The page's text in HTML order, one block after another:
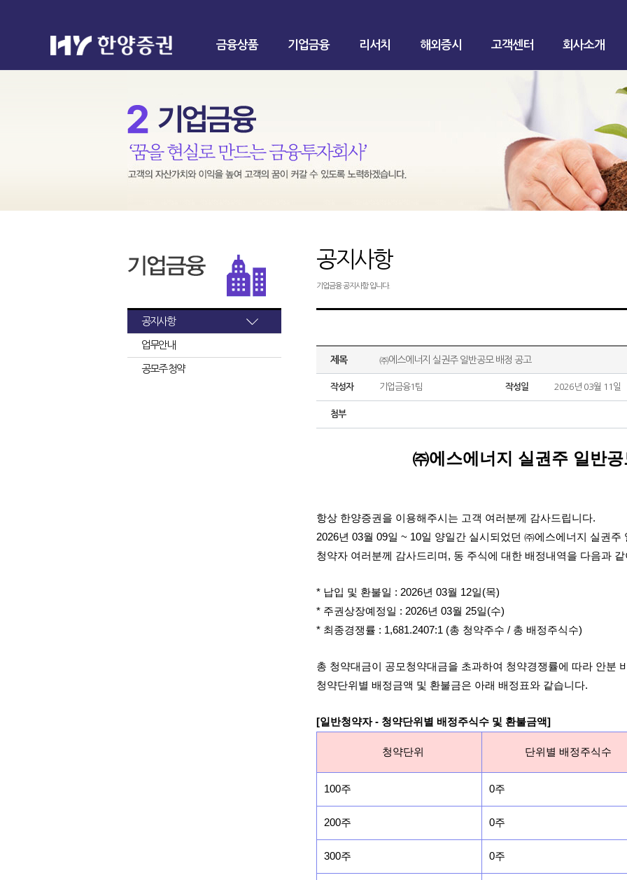
금융상품 기업금융 리서치 해외증시 고객센터 회사소개
공지사항
업무안내
공모주 청약
공지사항
기업금융 공지사항 입니다.
제목 ㈜에스에너지 실권주 일반공모 배정 공고
작성자 기업금융1팀 작성일 2026년 03월 11일
첨부
㈜에스에너지 실권주 일반
항상 한양증권을 이용해주시는 고객 여러분께 감사드립니다.
2026년 03월 09일 ~ 10일 양일간 실시되었던 ㈜에스에너지 실권
청약자 여러분께 감사드리며, 동 주식에 대한 배정내역을 다음과
* 납입 및 환불일 : 2026년 03월 12일(목)
* 주권상장예정일 : 2026년 03월 25일(수)
* 최종경쟁률 : 1,681.2407:1 (총 청약주수 / 총 배정주식수)
총 청약대금이 공모청약대금을 초과하여 청약경쟁률에 따라 안분
청약단위별 배정금액 및 환불금은 아래 배정표와 같습니다.
[일반청약자 - 청약단위별 배정주식수 및 환불금액]
청약단위 단위별 배정주식수
100주 0주
200주 0주
300주 0주